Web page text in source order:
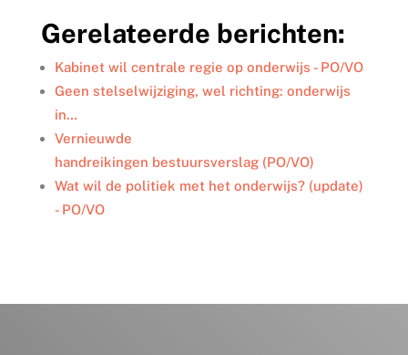
e
d
I
n
b
o
o
k
t
e
r
l
n
Gerelateerde berichten:
Kabinet wil centrale regie op onderwijs - PO/VO
Geen stelselwijziging, wel richting: onderwijs
in…
Vernieuwde
handreikingen bestuursverslag (PO/VO)
Wat wil de politiek met het onderwijs? (update)
- PO/VO